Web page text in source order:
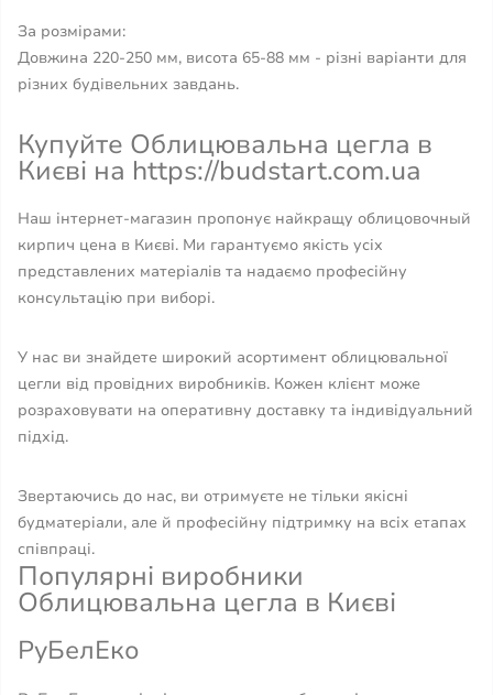
За розмірами:
Довжина 220-250 мм, висота 65-88 мм - різні варіанти для
різних будівельних завдань.
Купуйте Облицювальна цегла в
Києві на https://budstart.com.ua
Наш інтернет-магазин пропонує найкращу облицовочный
кирпич цена в Києві. Ми гарантуємо якість усіх
представлених матеріалів та надаємо професійну
консультацію при виборі.
У нас ви знайдете широкий асортимент облицювальної
цегли від провідних виробників. Кожен клієнт може
розраховувати на оперативну доставку та індивідуальний
підхід.
Звертаючись до нас, ви отримуєте не тільки якісні
будматеріали, але й професійну підтримку на всіх етапах
співпраці.
Популярні виробники
Облицювальна цегла в Києві
РуБелЕко